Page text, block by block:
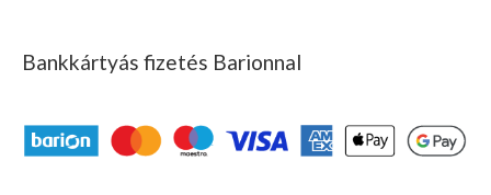
Bankkártyás fizetés Barionnal